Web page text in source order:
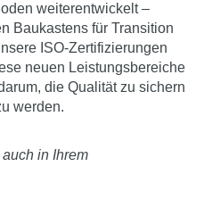
weiterentwickelt –
Baukastens für Transition
ISO-Zertifizierungen
neuen Leistungsbereiche
die Qualität zu sichern
werden.
in Ihrem